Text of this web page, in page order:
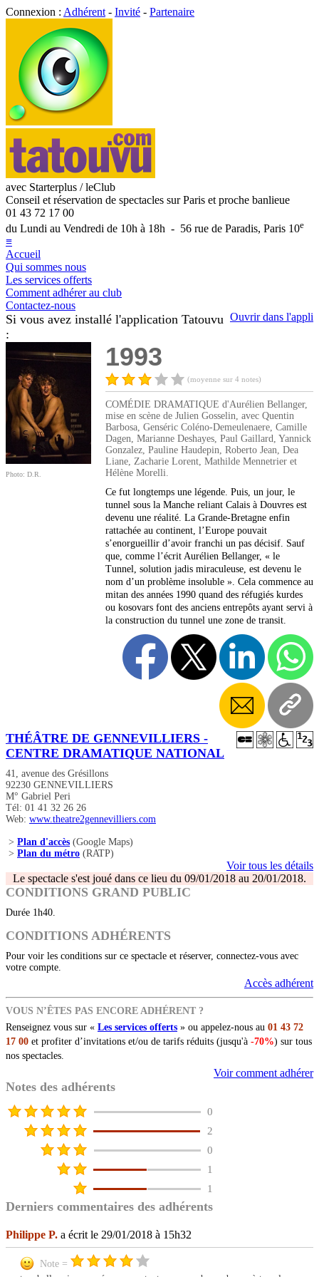
Connexion : Adhérent - Invité - Partenaire
avec Starterplus / leClub
Conseil et réservation de spectacles sur Paris et proche banlieue
01 43 72 17 00
du Lundi au Vendredi de 10h à 18h - 56 rue de Paradis, Paris 10e
≡
Accueil
Qui sommes nous
Les services offerts
Comment adhérer au club
Contactez-nous
Ouvrir dans l'appli
Si vous avez installé l'application Tatouvu
:
Photo: D.R.
1993
(moyenne sur 4 notes)
COMÉDIE DRAMATIQUE d'Aurélien Bellanger,
mise en scène de Julien Gosselin, avec Quentin
Barbosa, Genséric Coléno-Demeulenaere, Camille
Dagen, Marianne Deshayes, Paul Gaillard, Yannick
Gonzalez, Pauline Haudepin, Roberto Jean, Dea
Liane, Zacharie Lorent, Mathilde Mennetrier et
Hélène Morelli.
Ce fut longtemps une légende. Puis, un jour, le
tunnel sous la Manche reliant Calais à Douvres est
devenu une réalité. La Grande-Bretagne enfin
rattachée au continent, l’Europe pouvait
s’enorgueillir d’avoir franchi un pas décisif. Sauf
que, comme l’écrit Aurélien Bellanger, « le
Tunnel, solution jadis miraculeuse, est devenu le
nom d’un problème insoluble ». Cela commence au
mitan des années 1990 quand des réfugiés kurdes
ou kosovars font des anciens entrepôts ayant servi à
la construction du tunnel une zone de transit.
THÉÂTRE DE GENNEVILLIERS -
CENTRE DRAMATIQUE NATIONAL
41, avenue des Grésillons
92230 GENNEVILLIERS
M° Gabriel Peri
Tél: 01 41 32 26 26
Web: www.theatre2gennevilliers.com
> Plan d'accès (Google Maps)
> Plan du métro (RATP)
Voir tous les détails
Le spectacle s'est joué dans ce lieu du 09/01/2018 au 20/01/2018.
CONDITIONS GRAND PUBLIC
Durée 1h40.
CONDITIONS ADHÉRENTS
Pour voir les conditions sur ce spectacle et réserver, connectez-vous avec
votre compte.
Accès adhérent
VOUS N’ÊTES PAS ENCORE ADHÉRENT ?
Renseignez vous sur « Les services offerts » ou appelez-nous au 01 43 72
17 00 et profiter d’invitations et/ou de tarifs réduits (jusqu'à -70%) sur tous
nos spectacles.
Voir comment adhérer
Notes des adhérents
0
2
0
1
1
Derniers commentaires des adhérents
Philippe P. a écrit le 29/01/2018 à 15h32
Note =